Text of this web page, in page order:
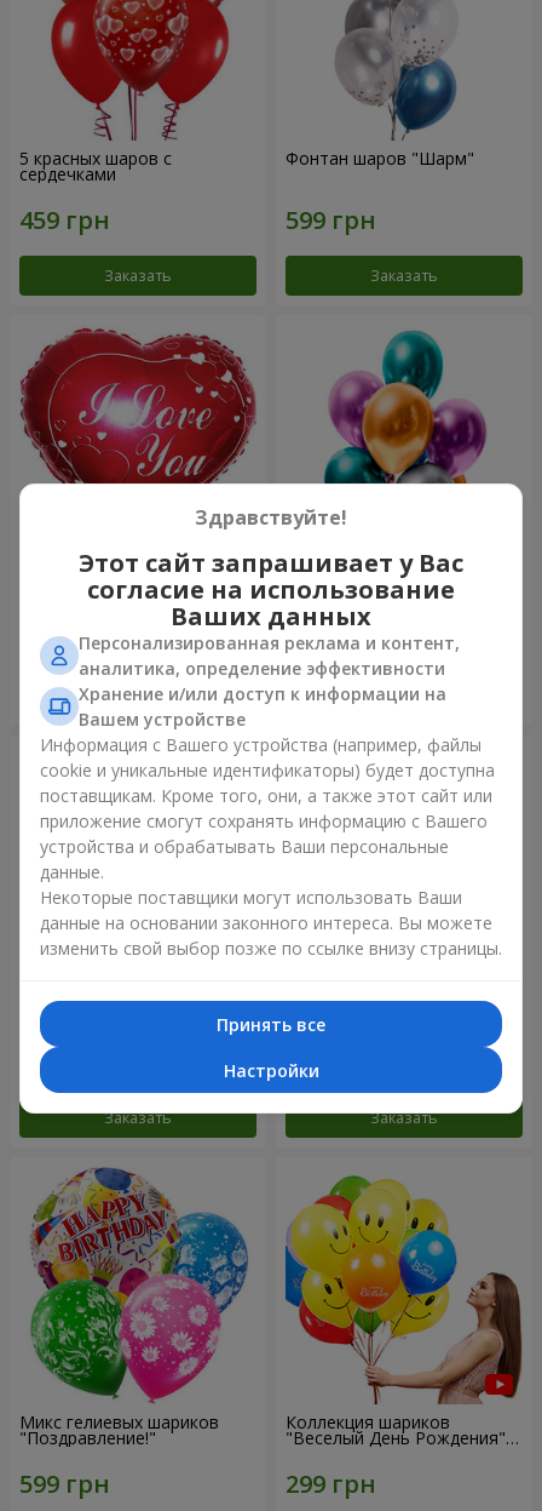
5 красных шаров с
сердечками
Заказать
Фонтан шаров "Шарм"
Заказать
Шарик "Я тебя люблю"
Заказать
Фонтан шаров "Полярное
сияние"
Заказать
Коллекция шаров "Украина"
Заказать
Коллекция шариков
"Веселый День Рождения" -
7 шариков
Заказать
Микс гелиевых шариков
"Поздравление!"
Коллекция шариков
"Веселый День Рождения" -
Здравствуйте!
Этот сайт запрашивает у Вас
согласие на использование
Ваших данных
Персонализированная реклама и контент,
аналитика, определение эффективности
Хранение и/или доступ к информации на
Вашем устройстве
Информация с Вашего устройства (например, файлы
cookie и уникальные идентификаторы) будет доступна
поставщикам. Кроме того, они, а также этот сайт или
приложение смогут сохранять информацию с Вашего
устройства и обрабатывать Ваши персональные
данные.
Некоторые поставщики могут использовать Ваши
данные на основании законного интереса. Вы можете
изменить свой выбор позже по ссылке внизу страницы.
Принять все
Настройки